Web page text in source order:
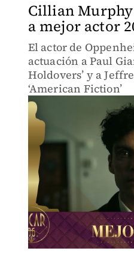
Cillian Murphy
a mejor actor
El actor de
actuación a Paul
Holdovers’ y a
‘American Fiction’